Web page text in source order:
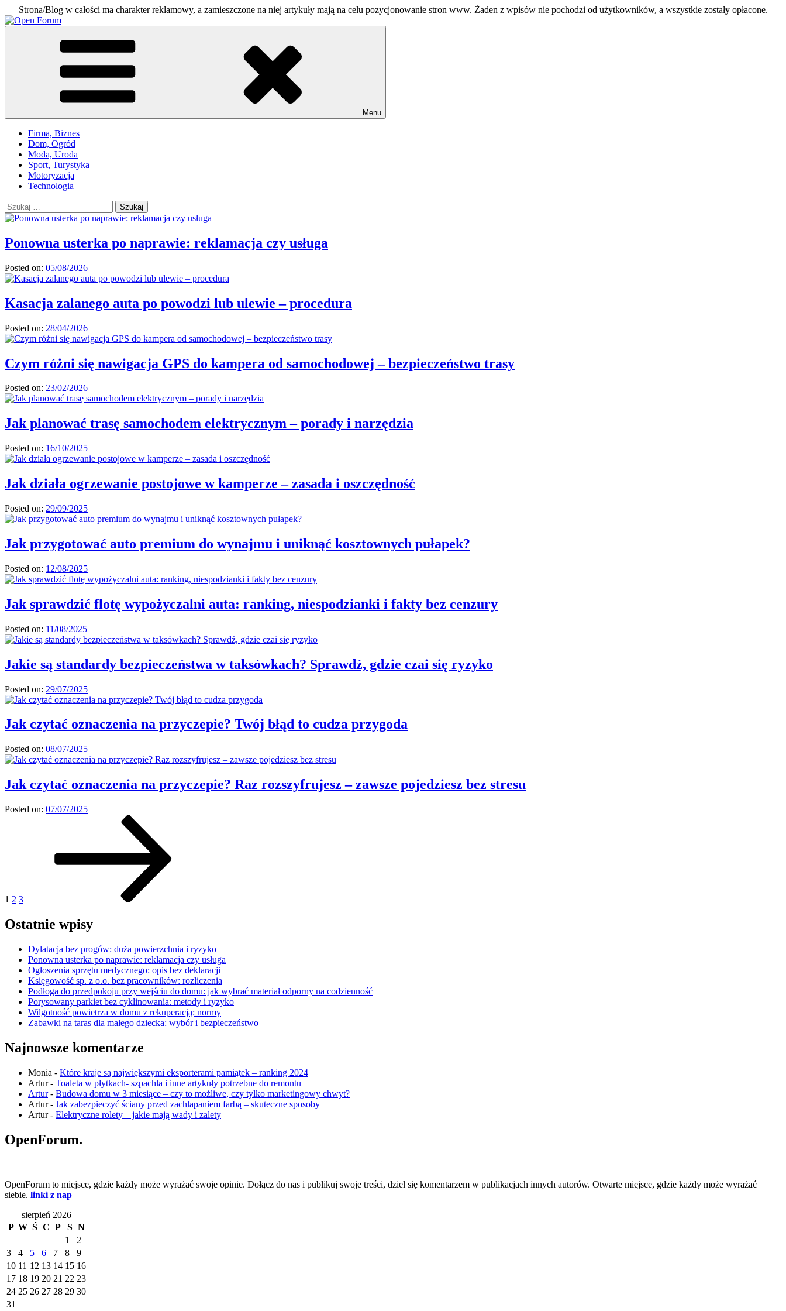
Strona/Blog w całości ma charakter reklamowy, a zamieszczone na niej artykuły mają na celu pozycjonowanie stron www. Żaden z wpisów nie pochodzi od użytkowników, a wszystkie zostały opłacone.
Skip
to
Otwarte forum dla każdego
Menu
Firma, Biznes
Dom, Ogród
Moda, Uroda
Sport, Turystyka
Motoryzacja
Technologia
Szukaj:
Ponowna usterka po naprawie: reklamacja czy usługa
Posted on: 05/08/2026
Kasacja zalanego auta po powodzi lub ulewie – procedura
Posted on: 28/04/2026
Czym różni się nawigacja GPS do kampera od samochodowej – bezpieczeństwo trasy
Posted on: 23/02/2026
Jak planować trasę samochodem elektrycznym – porady i narzędzia
Posted on: 16/10/2025
Jak działa ogrzewanie postojowe w kamperze – zasada i oszczędność
Posted on: 29/09/2025
Jak przygotować auto premium do wynajmu i uniknąć kosztownych pułapek?
Posted on: 12/08/2025
Jak sprawdzić flotę wypożyczalni auta: ranking, niespodzianki i fakty bez cenzury
Posted on: 11/08/2025
Jakie są standardy bezpieczeństwa w taksówkach? Sprawdź, gdzie czai się ryzyko
Posted on: 29/07/2025
Jak czytać oznaczenia na przyczepie? Twój błąd to cudza przygoda
Posted on: 08/07/2025
Jak czytać oznaczenia na przyczepie? Raz rozszyfrujesz – zawsze pojedziesz bez stresu
Posted on: 07/07/2025
1 2 3
Ostatnie wpisy
Dylatacja bez progów: duża powierzchnia i ryzyko
Ponowna usterka po naprawie: reklamacja czy usługa
Ogłoszenia sprzętu medycznego: opis bez deklaracji
Księgowość sp. z o.o. bez pracowników: rozliczenia
Podłoga do przedpokoju przy wejściu do domu: jak wybrać materiał odporny na codzienność
Porysowany parkiet bez cyklinowania: metody i ryzyko
Wilgotność powietrza w domu z rekuperacją: normy
Zabawki na taras dla małego dziecka: wybór i bezpieczeństwo
Najnowsze komentarze
Monia - Które kraje są największymi eksporterami pamiątek – ranking 2024
Artur- Toaleta w płytkach- szpachla i inne artykuły potrzebne do remontu
Artur- Budowa domu w 3 miesiące – czy to możliwe, czy tylko marketingowy chwyt?
Artur- Jak zabezpieczyć ściany przed zachlapaniem farbą – skuteczne sposoby
Artur- Elektryczne rolety – jakie mają wady i zalety
OpenForum.
OpenForum to miejsce, gdzie każdy może wyrażać swoje opinie. Dołącz do nas i publikuj swoje treści, dziel się komentarzem w publikacjach innych autorów. Otwarte miejsce, gdzie każdy może wyrażać
siebie. linki z nap
sierpień 2026
P W Ś C P S N
1
2
3
4 5 6 7 8
9
10 11 12 13 14 15 16
17 18 19 20 21 22 23
24 25 26 27 28 29 30
31